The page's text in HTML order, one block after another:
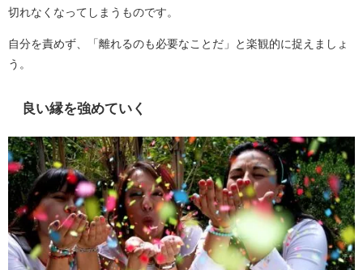
切れなくなってしまうものです。
自分を責めず、「離れるのも必要なことだ」と楽観的に捉えましょ
う。
良い縁を強めていく